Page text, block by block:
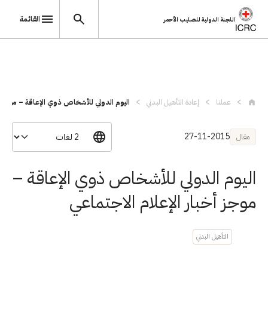
اللجنة الدولية للصليب الأحمر القائمة
عملنا إعادة التأهيل البدني اليوم الدولي للأشخاص ذوي الإعاقة –
مقال 27-11-2015
اليوم الدولي للأشخاص ذوي الإعاقة –
موجز أخبار الإعلام الاجتماعي
التأهيل البدني